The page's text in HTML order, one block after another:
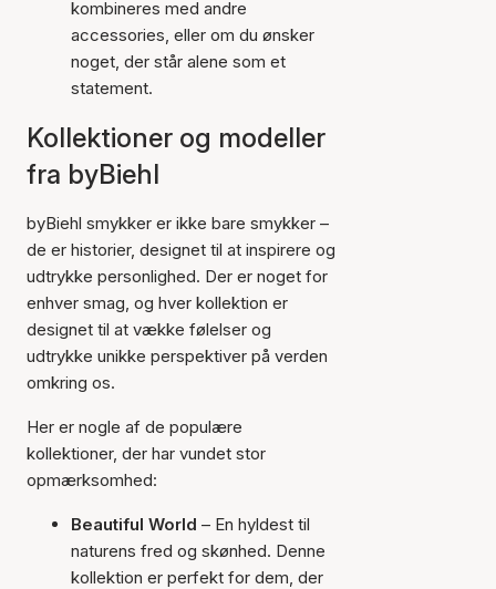
kombineres med andre
accessories, eller om du ønsker
noget, der står alene som et
statement.
Kollektioner og modeller
fra byBiehl
byBiehl smykker er ikke bare smykker –
de er historier, designet til at inspirere og
udtrykke personlighed. Der er noget for
enhver smag, og hver kollektion er
designet til at vække følelser og
udtrykke unikke perspektiver på verden
omkring os.
Her er nogle af de populære
kollektioner, der har vundet stor
opmærksomhed:
Beautiful World – En hyldest til
naturens fred og skønhed. Denne
kollektion er perfekt for dem, der